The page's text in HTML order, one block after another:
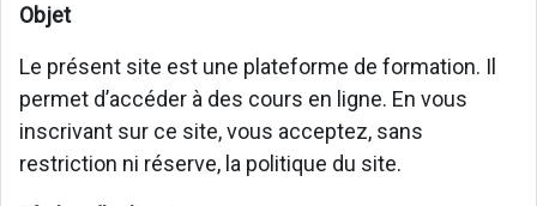
Objet
Le présent site est une plateforme de formation. Il
permet d’accéder à des cours en ligne. En vous
inscrivant sur ce site, vous acceptez, sans
restriction ni réserve, la politique du site.